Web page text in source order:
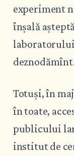
experiment
înșală
laboratorului
Totuși, în
în toate,
publicului
institut de